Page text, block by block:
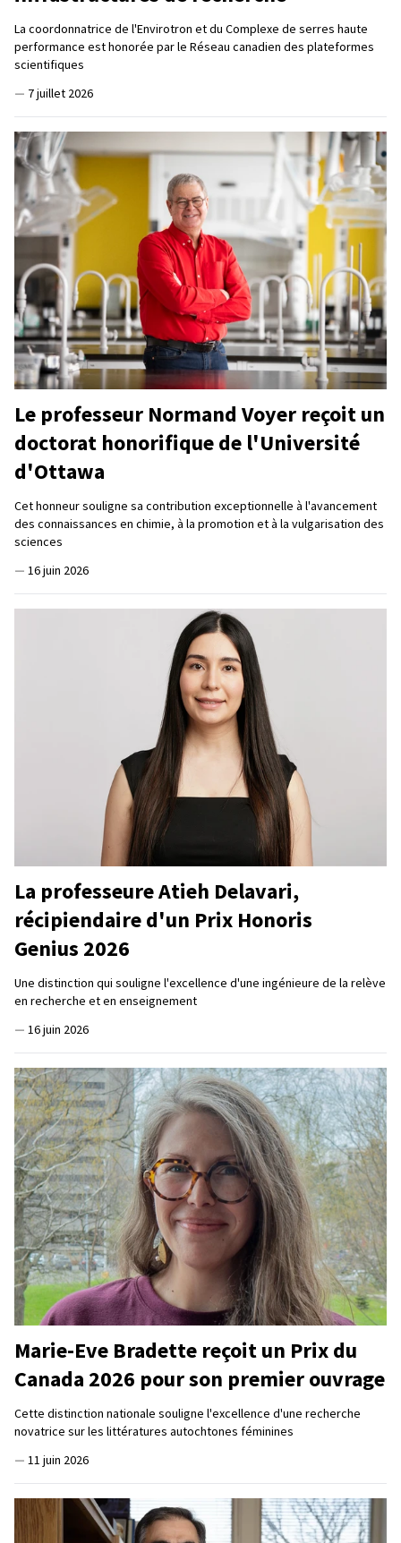
La coordonnatrice de l'Envirotron et du Complexe de serres haute
performance est honorée par le Réseau canadien des plateformes
scientifiques
— 7 juillet 2026
Le professeur Normand Voyer reçoit un
doctorat honorifique de l'Université
d'Ottawa
Cet honneur souligne sa contribution exceptionnelle à l'avancement
des connaissances en chimie, à la promotion et à la vulgarisation des
sciences
— 16 juin 2026
La professeure Atieh Delavari,
récipiendaire d'un Prix Honoris
Genius 2026
Une distinction qui souligne l'excellence d'une ingénieure de la relève
en recherche et en enseignement
— 16 juin 2026
Marie-Eve Bradette reçoit un Prix du
Canada 2026 pour son premier ouvrage
Cette distinction nationale souligne l'excellence d'une recherche
novatrice sur les littératures autochtones féminines
— 11 juin 2026